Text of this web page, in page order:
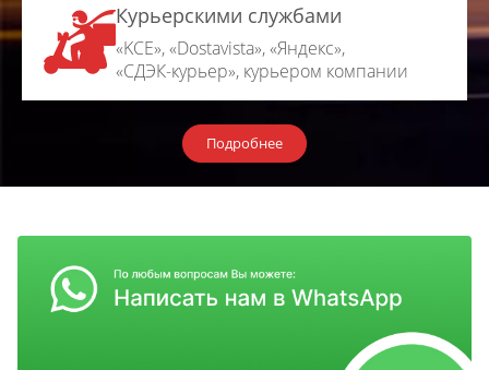
Курьерскими службами
«KCE», «Dostavista», «Яндекс»,
«СДЭК-курьер», курьером компании
Подробнее